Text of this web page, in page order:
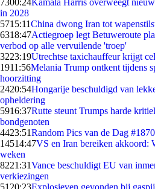
7300:24Kamala Harris overweegt
in 2028
5715:11China dwong Iran tot
6318:47Actiegroep legt Betuweroute
verbod op alle vervuilende 'troep'
3223:19Utrechtse taxichauffeur krijgt
1911:56Melania Trump ontkent tijdens
hoorzitting
2420:54Hongarije beschuldigd van
opheldering
5916:37Rutte steunt Trumps harde
bondgenoten
4423:51Random Pics van de Dag #1870
14514:47VS en Iran bereiken akkoord:
weken
8221:31Vance beschuldigt EU van
verkiezingen
51 20:23Explosieven gevonden bij